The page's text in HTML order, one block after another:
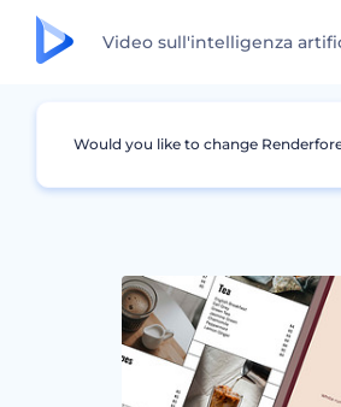
Video sull'intelligenza
Grafica Menu
Would you like to change